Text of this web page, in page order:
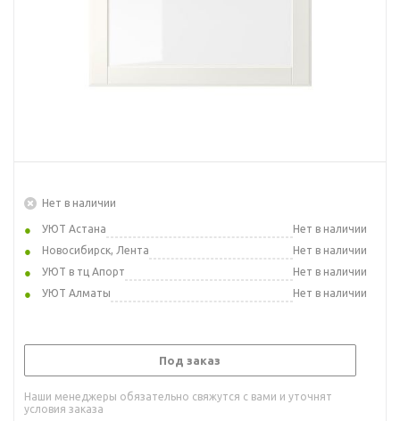
Нет в наличии
УЮТ Астана
Нет в наличии
Новосибирск, Лента
Нет в наличии
УЮТ в тц Апорт
Нет в наличии
УЮТ Алматы
Нет в наличии
Под заказ
Наши менеджеры обязательно свяжутся с вами и уточнят
условия заказа